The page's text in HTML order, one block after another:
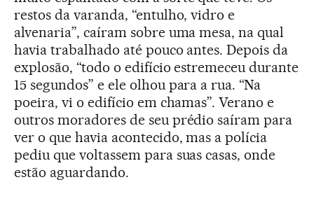
restos da varanda, “entulho, vidro e
alvenaria”, caíram sobre uma mesa, na qual
havia trabalhado até pouco antes. Depois da
explosão, “todo o edifício estremeceu durante
15 segundos” e ele olhou para a rua. “Na
poeira, vi o edifício em chamas”. Verano e
outros moradores de seu prédio saíram para
ver o que havia acontecido, mas a polícia
pediu que voltassem para suas casas, onde
estão aguardando.